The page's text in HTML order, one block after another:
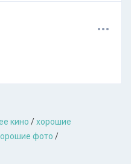
...
кино /хорошие
фото /